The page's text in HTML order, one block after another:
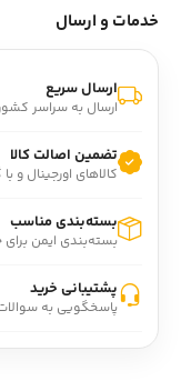
خدمات و ارسال
ارسال سریع
ارسال به سراسر
تضمین اصالت کالا
کالاهای اورجینال و
بسته‌بندی مناسب
بسته‌بندی ایمن
پشتیبانی خرید
پاسخگویی به